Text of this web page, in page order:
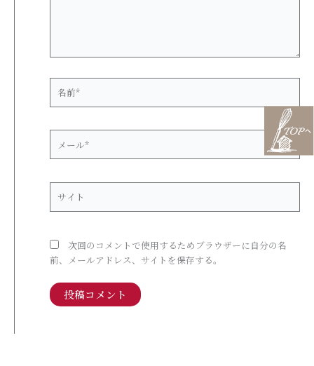
前
*
次回のコメントで使用するためブラウザーに自分の名
前、メールアドレス、サイトを保存する。